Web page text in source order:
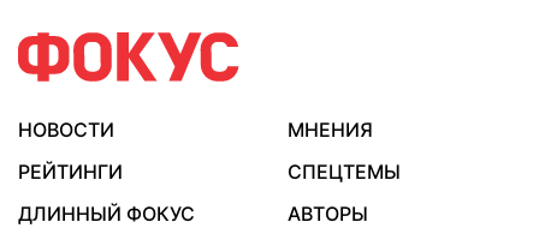
НОВОСТИ
МНЕНИЯ
РЕЙТИНГИ
СПЕЦТЕМЫ
ДЛИННЫЙ ФОКУС
АВТОРЫ